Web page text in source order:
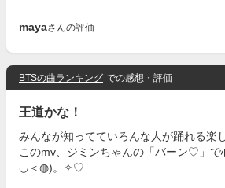
mayaさんの評価
BTSの曲ランキング での感想・評価
王道かな！
みんなが知ってていろんな人が踊れる楽
このmv、ジミンちゃんの「バーン♡」
◡＜◍)。✧♡